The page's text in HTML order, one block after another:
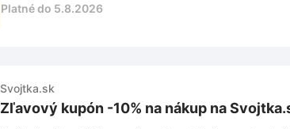
Platné do 5.8.2026
Svojtka.sk
Zľavový kupón -10% na nákup na